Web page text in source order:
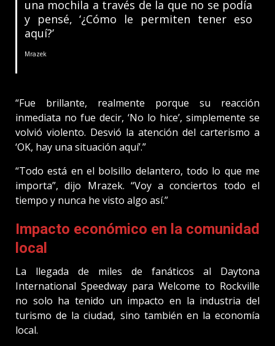
una mochila a través de la que no se podía
y pensé, ‘¿Cómo le permiten tener eso
aquí?’
Mrazek
“Fue brillante, realmente porque su reacción
inmediata no fue decir, ‘No lo hice’, simplemente se
volvió violento. Desvió la atención del carterismo a
‘OK, hay una situación aquí’.”
“Todo está en el bolsillo delantero, todo lo que me
importa”, dijo Mrazek. “Voy a conciertos todo el
tiempo y nunca he visto algo así.”
Impacto económico en la comunidad
local
La llegada de miles de fanáticos al Daytona
International Speedway para Welcome to Rockville
no solo ha tenido un impacto en la industria del
turismo de la ciudad, sino también en la economía
local.